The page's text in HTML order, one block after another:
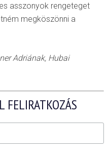
asszonyok rengeteget
megköszönni a
Adriának, Hubai
FELIRATKOZÁS